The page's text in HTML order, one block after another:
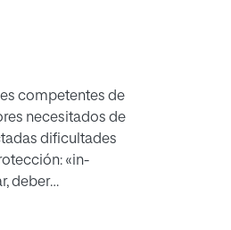
competentes de
necesitados de
di­ficultades
«in­
deber